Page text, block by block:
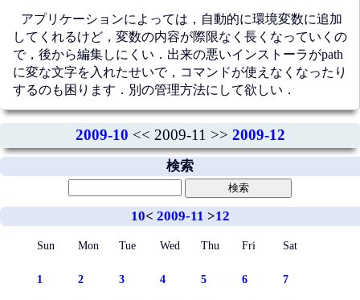
アプリケーションによっては，自動的に環境変数に追加
してくれるけど，変数の内容が際限なく長くなっていくの
で，後から編集しにくい．出来の悪いインストーラがpath
に変な文字を入れたせいで，コマンドが使えなくなったり
するのも困ります．別の管理方法にして欲しい．
2009-10 << 2009-11 >> 2009-12
検索
10< 2009-11 >12
Sun Mon Tue Wed Thu Fri Sat
1 2 3 4 5 6 7